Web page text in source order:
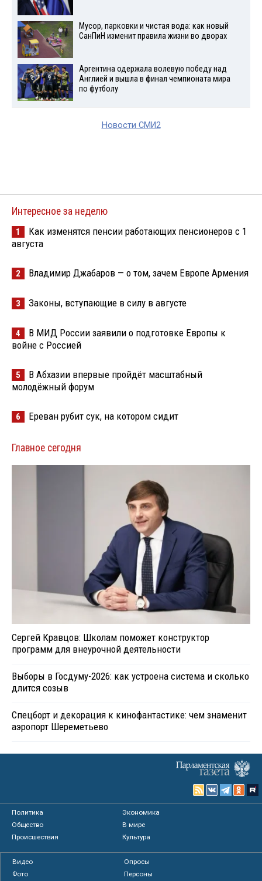
Мусор, парковки и чистая вода: как новый
СанПиН изменит правила жизни во дворах
Аргентина одержала волевую победу над
Англией и вышла в финал чемпионата мира
по футболу
Новости СМИ2
Интересное за неделю
1
Как изменятся пенсии работающих пенсионеров с 1
августа
2 Владимир Джабаров — о том, зачем Европе Армения
3 Законы, вступающие в силу в августе
4
В МИД России заявили о подготовке Европы к
войне с Россией
5
В Абхазии впервые пройдёт масштабный
молодёжный форум
6 Ереван рубит сук, на котором сидит
Главное сегодня
Сергей Кравцов: Школам поможет конструктор
программ для внеурочной деятельности
Выборы в Госдуму-2026: как устроена система и сколько
длится созыв
Спецборт и декорация к кинофантастике: чем знаменит
аэропорт Шереметьево
Политика
Экономика
Общество
В мире
Происшествия
Культура
Видео
Опросы
Фото
Персоны